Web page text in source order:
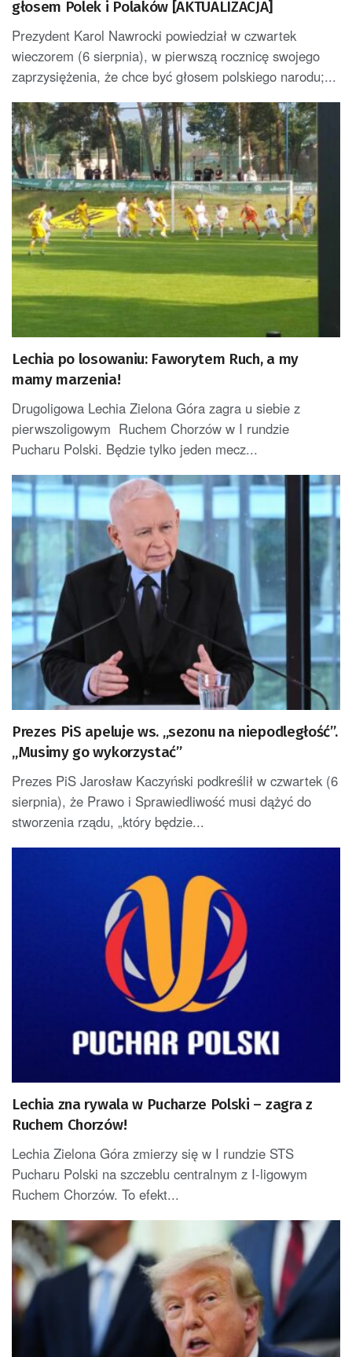
głosem Polek i Polaków [AKTUALIZACJA]
Prezydent Karol Nawrocki powiedział w czwartek
wieczorem (6 sierpnia), w pierwszą rocznicę swojego
zaprzysiężenia, że chce być głosem polskiego narodu;...
Lechia po losowaniu: Faworytem Ruch, a my
mamy marzenia!
Drugoligowa Lechia Zielona Góra zagra u siebie z
pierwszoligowym Ruchem Chorzów w I rundzie
Pucharu Polski. Będzie tylko jeden mecz...
Prezes PiS apeluje ws. „sezonu na niepodległość”.
„Musimy go wykorzystać”
Prezes PiS Jarosław Kaczyński podkreślił w czwartek (6
sierpnia), że Prawo i Sprawiedliwość musi dążyć do
stworzenia rządu, „który będzie...
Lechia zna rywala w Pucharze Polski – zagra z
Ruchem Chorzów!
Lechia Zielona Góra zmierzy się w I rundzie STS
Pucharu Polski na szczeblu centralnym z I-ligowym
Ruchem Chorzów. To efekt...